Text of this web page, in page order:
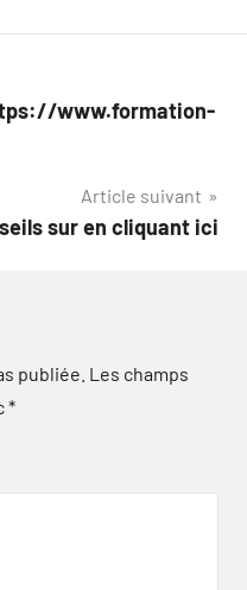
www.formation-
Article suivant
sur en cliquant ici
publiée. Les champs
*